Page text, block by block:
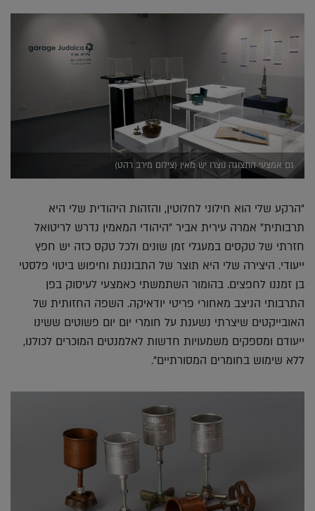
גם אמצעי התצוגה נוצרו יש מאין (צילום מירב רהט)
"הרקע שלי הוא חילוני לחלוטין, והזהות היהודית שלי היא
תרבותית" אמרה עירית אביר "היהודי המאמין נדרש לריטואל
חזרתי של טקסים במעגלי זמן שונים ולכל טקס כזה יש חפץ
ייעודי. היצירה שלי היא תוצר של התבוננות וחיפוש ביטוי פלסטי
בן זמננו לחפצים. בהומור השתמשתי כאמצעי לעיסוק בפן
התרבותי הניצב מאחורי פריטי יודאיקה. השפה החזותית של
האובייקטים שיצרתי נשענת על חומרי יום יום פשוטים ששינו
ייעודם ומספקים משמעויות חדשות לאלמנטים המוכרים לכולנו,
ללא שימוש בחומרים המסורתיים".